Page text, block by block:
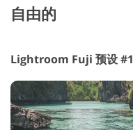
自由的
Lightroom Fuji 预设